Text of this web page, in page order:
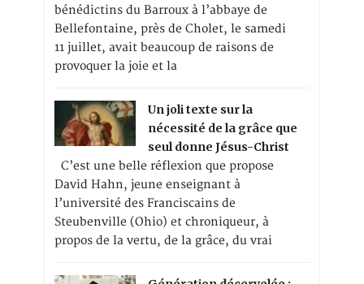
bénédictins du Barroux à l’abbaye de
Bellefontaine, près de Cholet, le samedi
11 juillet, avait beaucoup de raisons de
provoquer la joie et la
Un joli texte sur la
nécessité de la grâce que
seul donne Jésus-Christ
C’est une belle réflexion que propose
David Hahn, jeune enseignant à
l’université des Franciscains de
Steubenville (Ohio) et chroniqueur, à
propos de la vertu, de la grâce, du vrai